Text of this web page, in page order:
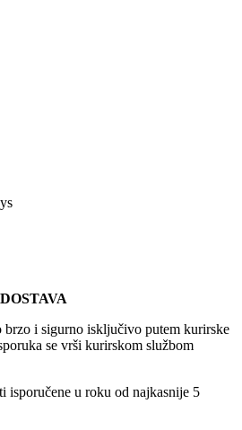
i sigurno isključivo putem kurirske
se vrši kurirskom službom
isporučene u roku od najkasnije 5